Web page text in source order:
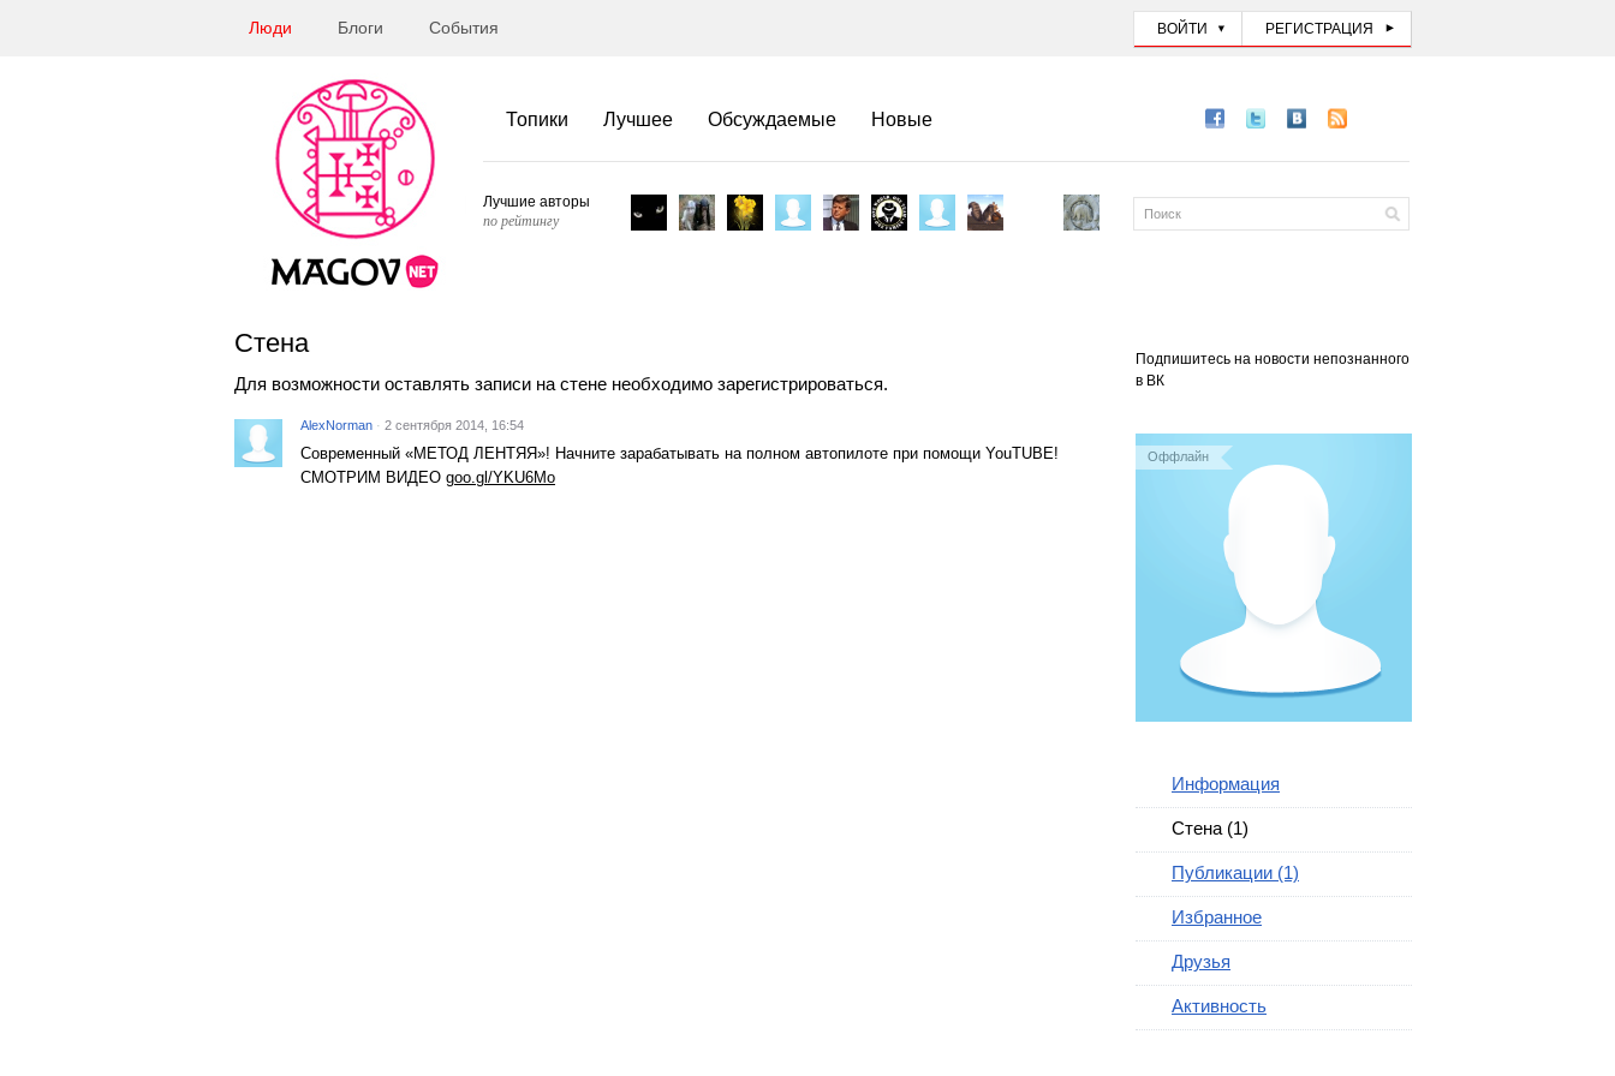
Люди Блоги События ВОЙТИ РЕГИСТРАЦИЯ
Топики Лучшее Обсуждаемые Новые
Лучшие авторы
по рейтингу
Стена
Для возможности оставлять записи на стене необходимо зарегистрироваться.
AlexNorman · 2 сентября 2014, 16:54
Современный «МЕТОД ЛЕНТЯЯ»! Начните зарабатывать на полном автопилоте при помощи YouTUBE!
СМОТРИМ ВИДЕО goo.gl/YKU6Mo
Подпишитесь на новости непознанного
в ВК
Оффлайн
Информация
Стена (1)
Публикации (1)
Избранное
Друзья
Активность